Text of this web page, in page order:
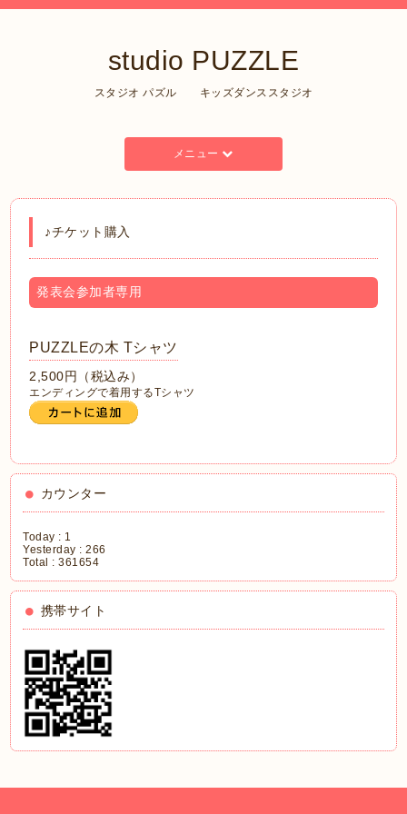
studio PUZZLE
スタジオ パズル キッズダンススタジオ
メニュー
♪チケット購入
発表会参加者専用
PUZZLEの木 Tシャツ
2,500円（税込み）
エンディングで着用するTシャツ
カウンター
Today : 1
Yesterday :266
Total :361654
携帯サイト